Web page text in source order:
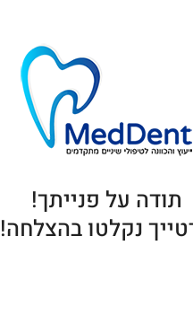
תודה על פנייתך!
נקלטו בהצלחה!